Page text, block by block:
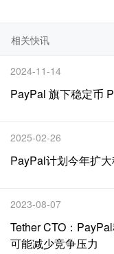
相关快讯
2024-11-14
PayPal 旗下稳定币
2025-02-26
PayPal计划今年扩
2023-08-07
Tether CTO：
可能减少竞争压力